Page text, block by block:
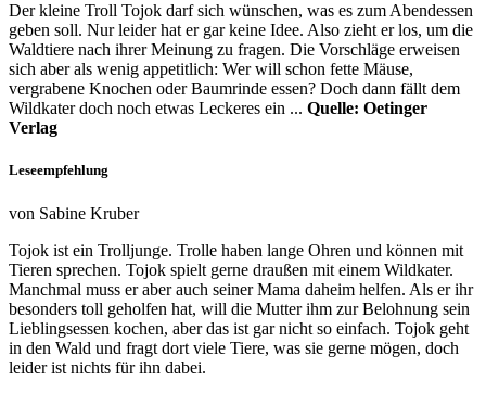
Der kleine Troll Tojok darf sich wünschen, was es zum Abendessen
geben soll. Nur leider hat er gar keine Idee. Also zieht er los, um die
Waldtiere nach ihrer Meinung zu fragen. Die Vorschläge erweisen
sich aber als wenig appetitlich: Wer will schon fette Mäuse,
vergrabene Knochen oder Baumrinde essen? Doch dann fällt dem
Wildkater doch noch etwas Leckeres ein ... Quelle: Oetinger
Verlag
Leseempfehlung
von Sabine Kruber
Tojok ist ein Trolljunge. Trolle haben lange Ohren und können mit
Tieren sprechen. Tojok spielt gerne draußen mit einem Wildkater.
Manchmal muss er aber auch seiner Mama daheim helfen. Als er ihr
besonders toll geholfen hat, will die Mutter ihm zur Belohnung sein
Lieblingsessen kochen, aber das ist gar nicht so einfach. Tojok geht
in den Wald und fragt dort viele Tiere, was sie gerne mögen, doch
leider ist nichts für ihn dabei.